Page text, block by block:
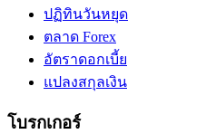
ปฏิทินวันหยุด
ตลาด Forex
อัตราดอกเบี้ย
แปลงสกุลเงิน
โบรกเกอร์